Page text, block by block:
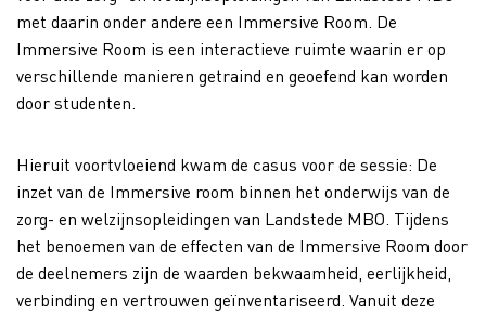
met daarin onder andere een Immersive Room. De
Immersive Room is een interactieve ruimte waarin er op
verschillende manieren getraind en geoefend kan worden
door studenten.
Hieruit voortvloeiend kwam de casus voor de sessie: De
inzet van de Immersive room binnen het onderwijs van de
zorg- en welzijnsopleidingen van Landstede MBO. Tijdens
het benoemen van de effecten van de Immersive Room door
de deelnemers zijn de waarden bekwaamheid, eerlijkheid,
verbinding en vertrouwen geïnventariseerd. Vanuit deze